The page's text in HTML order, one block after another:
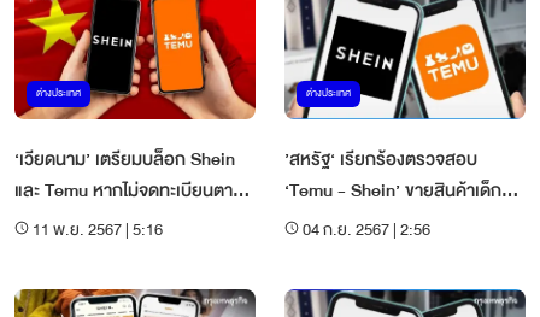
ต่างประเทศ
‘เวียดนาม’ เตรียมบล็อก Shein
และ Temu หากไม่จดทะเบียนตาม
ขั้นตอน
11 พ.ย. 2567 | 5:16
ต่างประเทศ
’สหรัฐ‘ เรียกร้องตรวจสอบ
‘Temu - Shein’ ขายสินค้าเด็ก
อันตรายถึงชีวิต
04 ก.ย. 2567 | 2:56